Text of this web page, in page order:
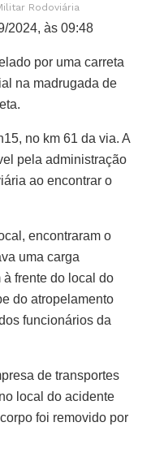
Rodoviária
2024, às 09:48
por uma carreta
na madrugada de
no km 61 da via. A
pela administração
ao encontrar o
encontraram o
uma carga
frente do local do
do atropelamento
funcionários da
de transportes
local do acidente
foi removido por